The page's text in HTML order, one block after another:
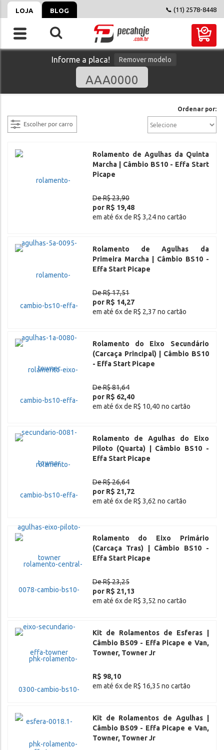
LOJA BLOG 📞 (11) 2578-8448
Informe a placa! Remover modelo
Ordenar por:
Rolamento de Agulhas da Quinta
Marcha | Câmbio BS10 - Effa Start
Picape
De R$ 23,90
por R$ 19,48
em até 6x de R$ 3,24 no cartão
Rolamento de Agulhas da
Primeira Marcha | Câmbio BS10 -
Effa Start Picape
De R$ 17,51
por R$ 14,27
em até 6x de R$ 2,37 no cartão
Rolamento do Eixo Secundário
(Carcaça Principal) | Câmbio BS10
- Effa Start Picape
De R$ 81,64
por R$ 62,40
em até 6x de R$ 10,40 no cartão
Rolamento de Agulhas do Eixo
Piloto (Quarta) | Câmbio BS10 -
Effa Start Picape
De R$ 26,64
por R$ 21,72
em até 6x de R$ 3,62 no cartão
Rolamento do Eixo Primário
(Carcaça Tras) | Câmbio BS10 -
Effa Start Picape
De R$ 23,25
por R$ 21,13
em até 6x de R$ 3,52 no cartão
Kit de Rolamentos de Esferas |
Câmbio BS09 - Effa Picape e Van,
Towner, Towner Jr
R$ 98,10
em até 6x de R$ 16,35 no cartão
Kit de Rolamentos de Agulhas |
Câmbio BS09 - Effa Picape e Van,
Towner, Towner Jr